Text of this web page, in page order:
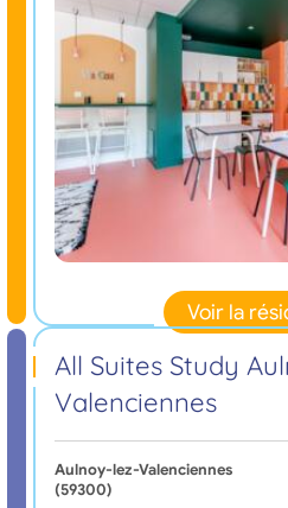
Voir la
All Suites Study
Valenciennes
Aulnoy-lez-Valenciennes
(59300)